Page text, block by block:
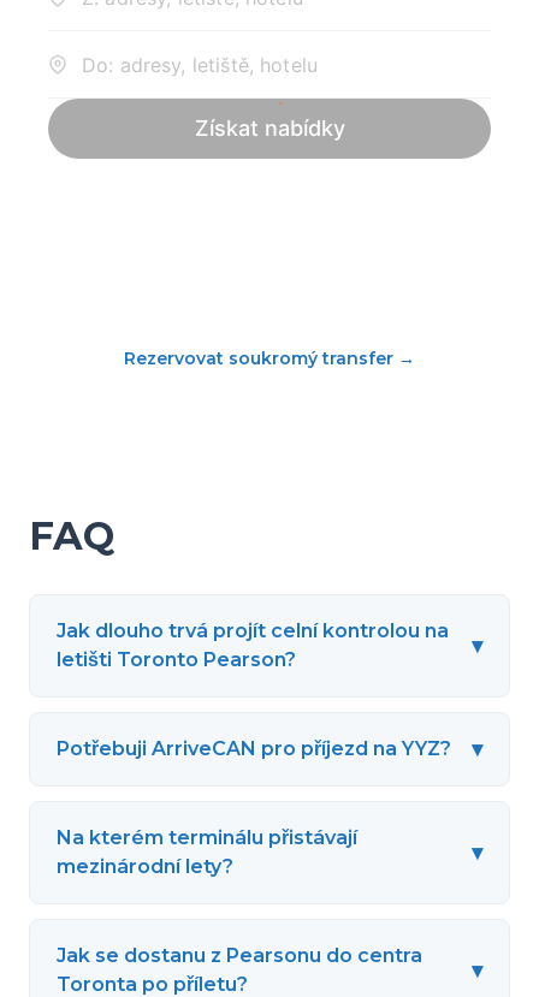
Rezervovat soukromý transfer →
FAQ
Jak dlouho trvá projít celní kontrolou na
letišti Toronto Pearson?
▾
Potřebuji ArriveCAN pro příjezd na YYZ? ▾
Na kterém terminálu přistávají
mezinárodní lety?
▾
Jak se dostanu z Pearsonu do centra
Toronta po příletu?
▾